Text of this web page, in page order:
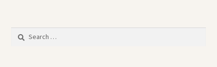
Search